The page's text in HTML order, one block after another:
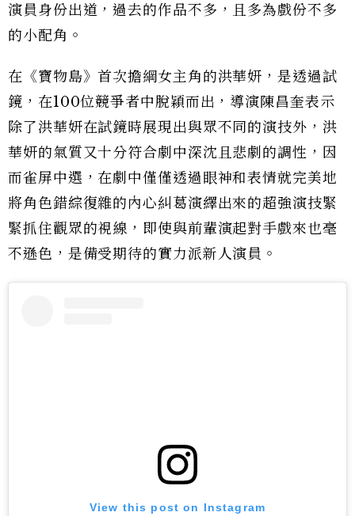
演員身份出道，過去的作品不多，且多為戲份不多
的小配角。
在《寶物島》首次擔綱女主角的洪華妍，是透過試
鏡，在100位競爭者中脫穎而出，導演陳昌奎表示
除了洪華妍在試鏡時展現出與眾不同的演技外，洪
華妍的氣質又十分符合劇中深沈且悲劇的調性，因
而雀屏中選，在劇中僅僅透過眼神和表情就完美地
將角色錯綜復雜的內心糾葛演繹出來的超強演技緊
緊抓住觀眾的視線，即使與前輩演起對手戲來也毫
不遜色，是備受期待的實力派新人演員。
View this post on Instagram